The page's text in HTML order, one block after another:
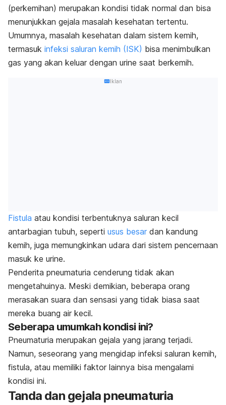
(perkemihan) merupakan kondisi tidak normal dan bisa
menunjukkan gejala masalah kesehatan tertentu.
Umumnya, masalah kesehatan dalam sistem kemih,
termasuk infeksi saluran kemih (ISK) bisa menimbulkan
gas yang akan keluar dengan urine saat berkemih.
Iklan
Fistula atau kondisi terbentuknya saluran kecil
antarbagian tubuh, seperti usus besar dan kandung
kemih, juga memungkinkan udara dari sistem pencernaan
masuk ke urine.
Penderita pneumaturia cenderung tidak akan
mengetahuinya. Meski demikian, beberapa orang
merasakan suara dan sensasi yang tidak biasa saat
mereka buang air kecil.
Seberapa umumkah kondisi ini?
Pneumaturia merupakan gejala yang jarang terjadi.
Namun, seseorang yang mengidap infeksi saluran kemih,
fistula, atau memiliki faktor lainnya bisa mengalami
kondisi ini.
Tanda dan gejala pneumaturia